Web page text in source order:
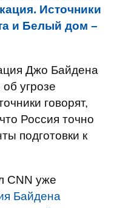
Источники
и Белый дом –
Джо Байдена
угрозе
говорят,
Россия точно
подготовки к
CNN уже
Байдена